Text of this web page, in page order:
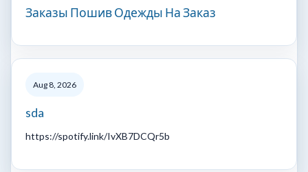
Заказы Пошив Одежды На Заказ
Aug 8, 2026
sda
https://spotify.link/IvXB7DCQr5b